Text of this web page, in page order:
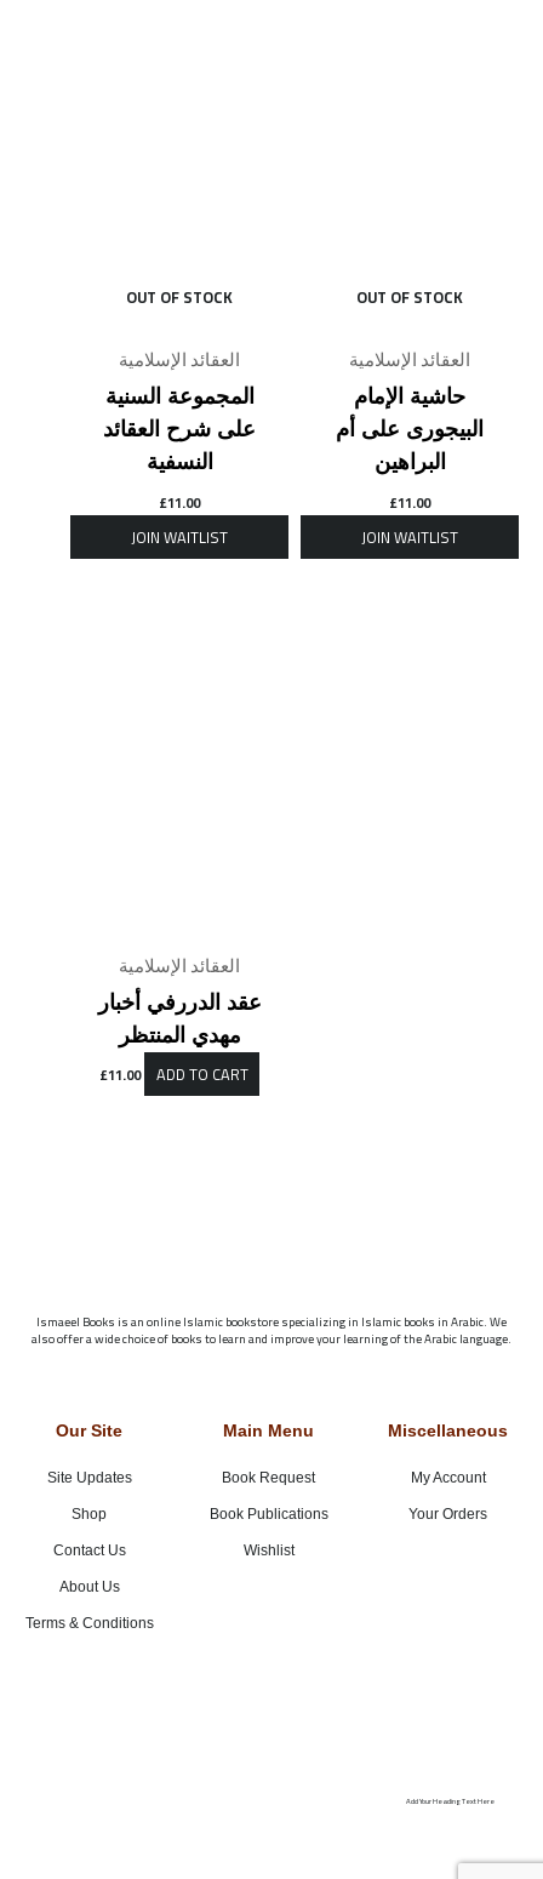
OUT OF STOCK
العقائد الإسلامية
المجموعة السنية
على شرح العقائد
النسفية
£11.00
OUT OF STOCK
العقائد الإسلامية
حاشية الإمام
البيجورى على أم
البراهين
£11.00
العقائد الإسلامية
عقد الدررفي أخبار
مهدي المنتظر
£11.00 ADD TO CART
Ismaeel Books is an online Islamic bookstore specializing in Islamic books in Arabic. We
also offer a wide choice of books to learn and improve your learning of the Arabic language.
Our Site
Site Updates
Shop
Contact Us
About Us
Terms & Conditions
Main Menu
Book Request
Book Publications
Wishlist
Miscellaneous
My Account
Your Orders
Add Your Heading Text Here